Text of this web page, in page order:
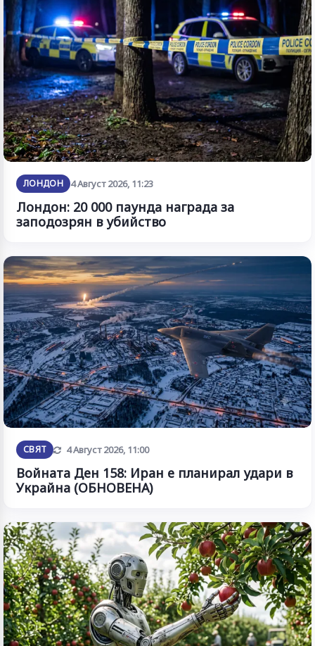
ЛОНДОН 4 Август 2026, 11:23
Лондон: 20 000 паунда награда за
заподозрян в убийство
СВЯТ Обновена
4 Август 2026, 11:00
Войната Ден 158: Иран е планирал удари в
Украйна (ОБНОВЕНА)